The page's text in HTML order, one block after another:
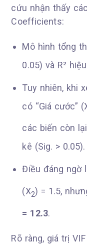
cứu nhận thấy
Coefficients:
Mô hình tổng
0.05) và R²
Tuy nhiên, khi
có “Giá cước”
các biến còn
kê (Sig. > 0.05).
Điều đáng ngờ
(X2) = 1.5,
= 12.3.
Rõ ràng, giá trị